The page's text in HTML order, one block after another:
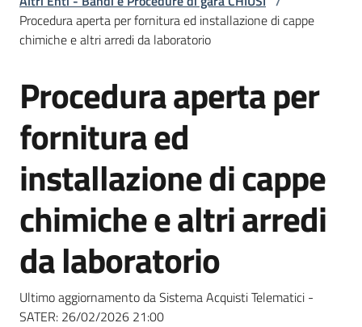
L'Agenzia
Bandi
e
di
Supporto
telematiche
Procedura aperta per fornitura ed installazione di cappe
chimiche e altri arredi da laboratorio
Salta al contenuto
Procedura aperta per
fornitura ed
installazione di cappe
chimiche e altri arredi
da laboratorio
Ultimo aggiornamento da Sistema Acquisti Telematici -
SATER: 26/02/2026 21:00